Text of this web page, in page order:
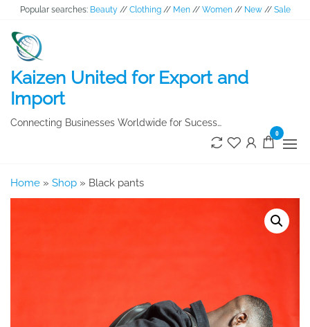
the
content
Popular searches: Beauty // Clothing// Men// Women// New// Sale
Kaizen United for Export and
Import
Connecting Businesses Worldwide for Sucess…
0
Home » Shop » Black pants